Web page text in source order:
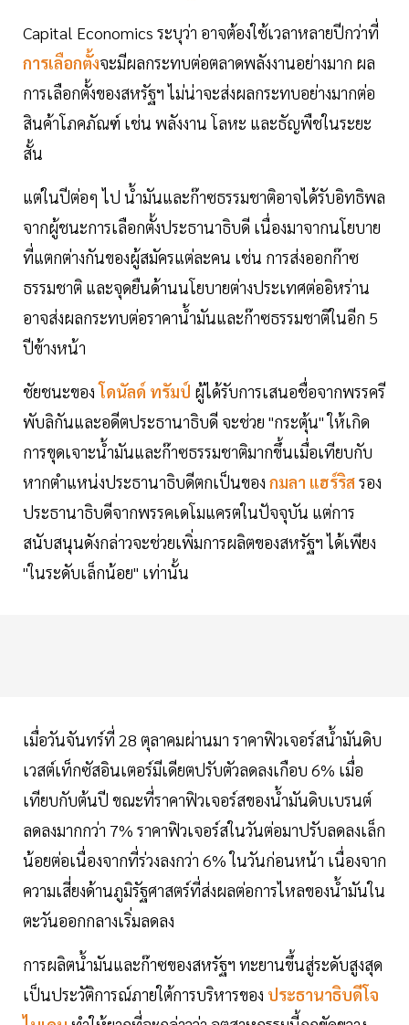
Capital Economics ระบุว่า อาจต้องใช้เวลาหลายปีกว่าที่
การเลือกตั้งจะมีผลกระทบต่อตลาดพลังงานอย่างมาก ผล
การเลือกตั้งของสหรัฐฯ ไม่น่าจะส่งผลกระทบอย่างมากต่อ
สินค้าโภคภัณฑ์ เช่น พลังงาน โลหะ และธัญพืชในระยะ
สั้น
แต่ในปีต่อๆ ไป น้ำมันและก๊าซธรรมชาติอาจได้รับอิทธิพล
จากผู้ชนะการเลือกตั้งประธานาธิบดี เนื่องมาจากนโยบาย
ที่แตกต่างกันของผู้สมัครแต่ละคน เช่น การส่งออกก๊าซ
ธรรมชาติ และจุดยืนด้านนโยบายต่างประเทศต่ออิหร่าน
อาจส่งผลกระทบต่อราคาน้ำมันและก๊าซธรรมชาติในอีก 5
ปีข้างหน้า
ชัยชนะของโดนัลด์ ทรัมป์ ผู้ได้รับการเสนอชื่อจากพรรครี
พับลิกันและอดีตประธานาธิบดี จะช่วย "กระตุ้น" ให้เกิด
การขุดเจาะน้ำมันและก๊าซธรรมชาติมากขึ้นเมื่อเทียบกับ
หากตำแหน่งประธานาธิบดีตกเป็นของ กมลา แฮร์ริสรอง
ประธานาธิบดีจากพรรคเดโมแครตในปัจจุบัน แต่การ
สนับสนุนดังกล่าวจะช่วยเพิ่มการผลิตของสหรัฐฯ ได้เพียง
"ในระดับเล็กน้อย" เท่านั้น
เมื่อวันจันทร์ที่ 28 ตุลาคมผ่านมา ราคาฟิวเจอร์สน้ำมันดิบ
เวสต์เท็กซัสอินเตอร์มีเดียตปรับตัวลดลงเกือบ 6% เมื่อ
เทียบกับต้นปี ขณะที่ราคาฟิวเจอร์สของน้ำมันดิบเบรนต์
ลดลงมากกว่า 7% ราคาฟิวเจอร์สในวันต่อมาปรับลดลงเล็ก
น้อยต่อเนื่องจากที่ร่วงลงกว่า 6% ในวันก่อนหน้า เนื่องจาก
ความเสี่ยงด้านภูมิรัฐศาสตร์ที่ส่งผลต่อการไหลของน้ำมันใน
ตะวันออกกลางเริ่มลดลง
การผลิตน้ำมันและก๊าซของสหรัฐฯ ทะยานขึ้นสู่ระดับสูงสุด
เป็นประวัติการณ์ภายใต้การบริหารของ ประธานาธิบดีโจ